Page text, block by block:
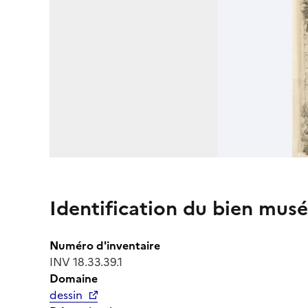
Identification du bien
Numéro d'inventaire
INV 18.33.39.1
Domaine
dessin